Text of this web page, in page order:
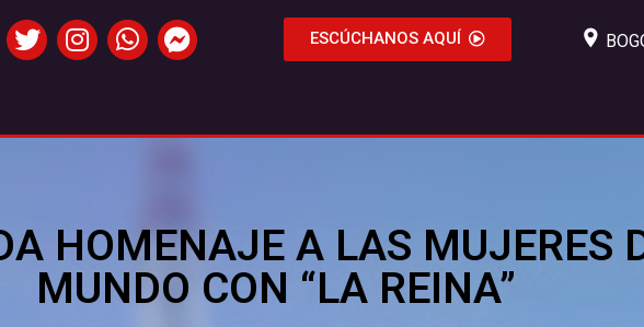
ESCÚCHANOS AQUÍ
HOMENAJE A LAS MUJERES
MUNDO CON “LA REINA”